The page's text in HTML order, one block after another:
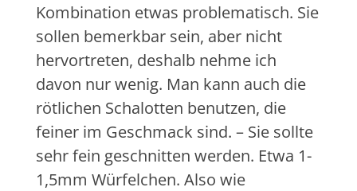
Kombination etwas problematisch. Sie
sollen bemerkbar sein, aber nicht
hervortreten, deshalb nehme ich
davon nur wenig. Man kann auch die
rötlichen Schalotten benutzen, die
feiner im Geschmack sind. – Sie sollte
sehr fein geschnitten werden. Etwa 1-
1,5mm Würfelchen. Also wie